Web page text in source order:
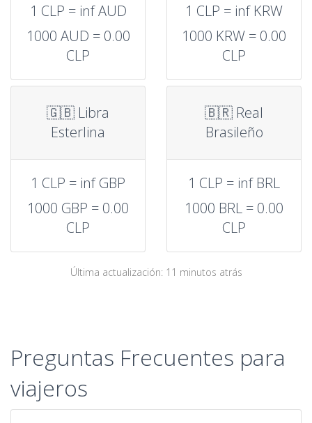
1 CLP = inf AUD
1000 AUD = 0.00
CLP
1 CLP = inf KRW
1000 KRW = 0.00
CLP
🇬🇧 Libra
Esterlina
1 CLP = inf GBP
1000 GBP = 0.00
CLP
🇧🇷 Real
Brasileño
1 CLP = inf BRL
1000 BRL = 0.00
CLP
Última actualización: 11 minutos atrás
Preguntas Frecuentes para
viajeros